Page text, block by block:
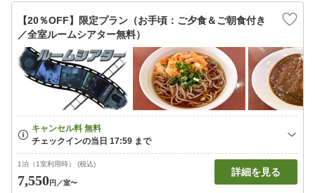
【20％OFF】限定プラン（お手頃：ご夕食＆ご朝食付き
／全室ルームシアター無料）
1泊（1室利用時） (税込)
7,550円 ／室〜
詳細を見る